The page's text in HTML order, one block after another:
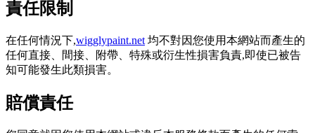
責任限制
在任何情況下,wigglypaint.net 均不對因您使用本網站而產生的
任何直接、間接、附帶、特殊或衍生性損害負責,即使已被告
知可能發生此類損害。
賠償責任